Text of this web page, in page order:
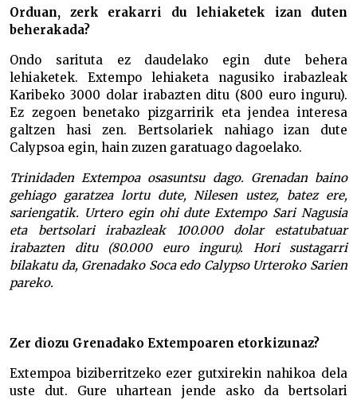
Orduan, zerk erakarri du lehiaketek izan duten
beherakada?
Ondo sarituta ez daudelako egin dute behera
lehiaketek. Extempo lehiaketa nagusiko irabazleak
Karibeko 3000 dolar irabazten ditu (800 euro inguru).
Ez zegoen benetako pizgarririk eta jendea interesa
galtzen hasi zen. Bertsolariek nahiago izan dute
Calypsoa egin, hain zuzen garatuago dagoelako.
Trinidaden Extempoa osasuntsu dago. Grenadan baino
gehiago garatzea lortu dute, Nilesen ustez, batez ere,
sariengatik. Urtero egin ohi dute Extempo Sari Nagusia
eta bertsolari irabazleak 100.000 dolar estatubatuar
irabazten ditu (80.000 euro inguru). Hori sustagarri
bilakatu da, Grenadako Soca edo Calypso Urteroko Sarien
pareko.
Zer diozu Grenadako Extempoaren etorkizunaz?
Extempoa biziberritzeko ezer gutxirekin nahikoa dela
uste dut. Gure uhartean jende asko da bertsolari